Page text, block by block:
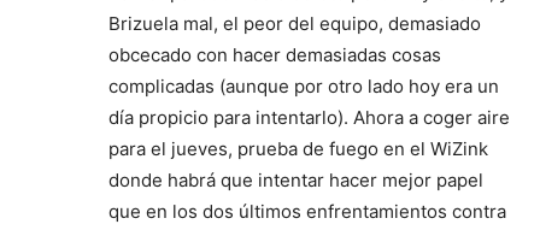
Brizuela mal, el peor del equipo, demasiado
obcecado con hacer demasiadas cosas
complicadas (aunque por otro lado hoy era un
día propicio para intentarlo). Ahora a coger aire
para el jueves, prueba de fuego en el WiZink
donde habrá que intentar hacer mejor papel
que en los dos últimos enfrentamientos contra